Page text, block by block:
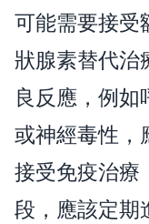
可能需要接受
狀腺素替代治
良反應，例
或神經毒性，
接受免疫治療
段，應該定期